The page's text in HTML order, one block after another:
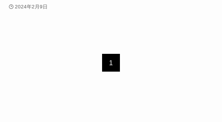
2024年2月9日
1